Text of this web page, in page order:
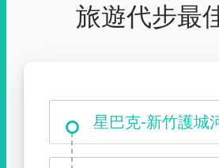
旅遊代步最
大霸尖山登山口